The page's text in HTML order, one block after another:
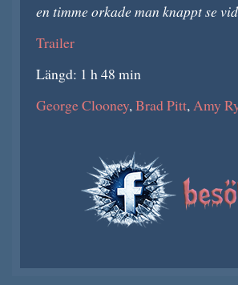
en timme orkade man knappt se
Trailer
Längd: 1 h 48 min
George Clooney,Brad Pitt,Amy